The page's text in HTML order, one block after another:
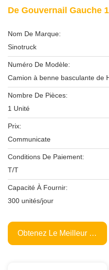
De Gouvernail Gauche
Nom De Marque:
Sinotruck
Numéro De Modèle:
Camion à benne basculante de
Nombre De Pièces:
1 Unité
Prix:
Communicate
Conditions De Paiement:
T/T
Capacité À Fournir:
300 unités/jour
Obtenez Le Meilleur Prix